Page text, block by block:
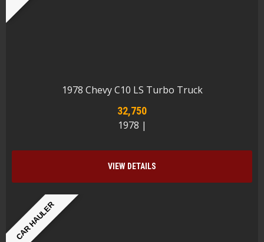
1978 Chevy C10 LS Turbo Truck
32,750
1978 |
VIEW DETAILS
CAR HAULER